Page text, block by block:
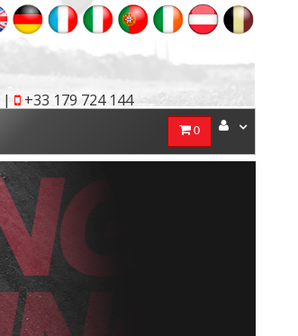
| +33 179 724 144
0